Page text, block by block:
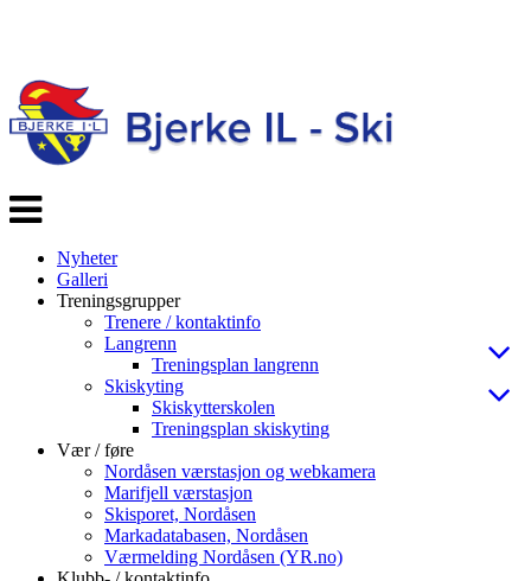
Veksle
navigasjon
Nyheter
Galleri
Treningsgrupper
Trenere / kontaktinfo
Langrenn
Treningsplan langrenn
Skiskyting
Skiskytterskolen
Treningsplan skiskyting
Vær / føre
Nordåsen værstasjon og webkamera
Marifjell værstasjon
Skisporet, Nordåsen
Markadatabasen, Nordåsen
Værmelding Nordåsen (YR.no)